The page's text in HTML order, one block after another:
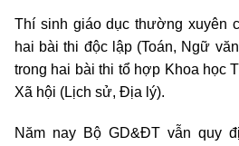
Thí sinh giáo dục thường xuyên
hai bài thi độc lập (Toán, Ngữ
trong hai bài thi tổ hợp Khoa học
Xã hội (Lịch sử, Địa lý).
Năm nay Bộ GD&ĐT vẫn quy